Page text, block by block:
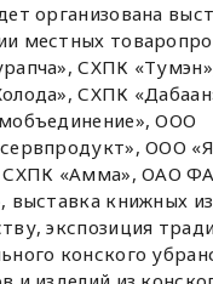
организована
местных
СХПК
СХПК
ООО
ООО
СХПК «Амма», ОАО
выставка книжных
экспозиция
конского